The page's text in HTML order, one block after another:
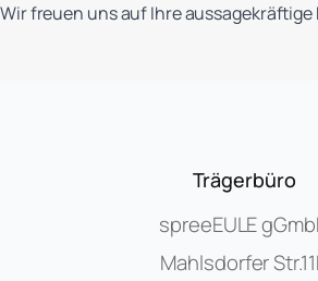
Wir freuen uns auf Ihre aussagekräftige
Trägerbüro
spreeEULE
Mahlsdorfer